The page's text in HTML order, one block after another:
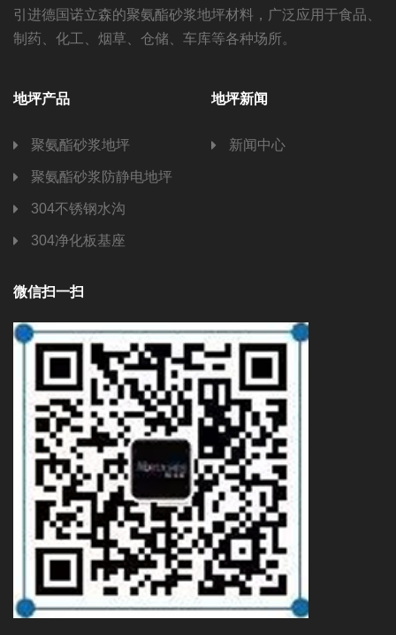
引进德国诺立森的聚氨酯砂浆地坪材料，广泛应用于食品、
制药、化工、烟草、仓储、车库等各种场所。
地坪产品
聚氨酯砂浆地坪
聚氨酯砂浆防静电地坪
304不锈钢水沟
304净化板基座
地坪新闻
新闻中心
微信扫一扫